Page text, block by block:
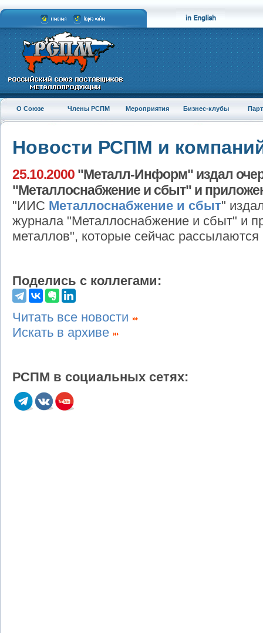
О Союзе Члены РСПМ Мероприятия Бизнес-клубы
Новости РСПМ и
25.10.2000 "Металл-Информ" издал
"Металлоснабжение и сбыт" и
"ИИС Металлоснабжение и сбыт"
журнала "Металлоснабжение и сбыт" и
металлов", которые сейчас рассылаются
Поделись с коллегами:
Читать все новости
Искать в архиве
РСПМ в социальных сетях: